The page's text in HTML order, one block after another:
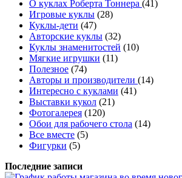
О куклах Роберта Тоннера (41)
Игровые куклы (28)
Куклы-дети (47)
Авторские куклы (32)
Куклы знаменитостей (10)
Мягкие игрушки (11)
Полезное (74)
Авторы и производители (14)
Интересно с куклами (41)
Выставки кукол (21)
Фотогалерея (120)
Обои для рабочего стола (14)
Все вместе (5)
Фигурки (5)
Последние записи